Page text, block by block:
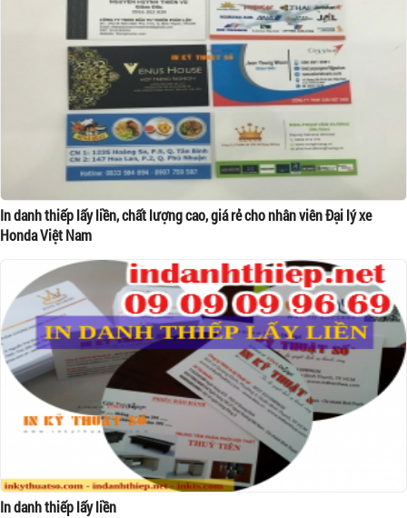
In danh thiếp lấy liền, chất lượng cao, giá rẻ cho nhân viên Đại lý xe
Honda Việt Nam
In danh thiếp lấy liền